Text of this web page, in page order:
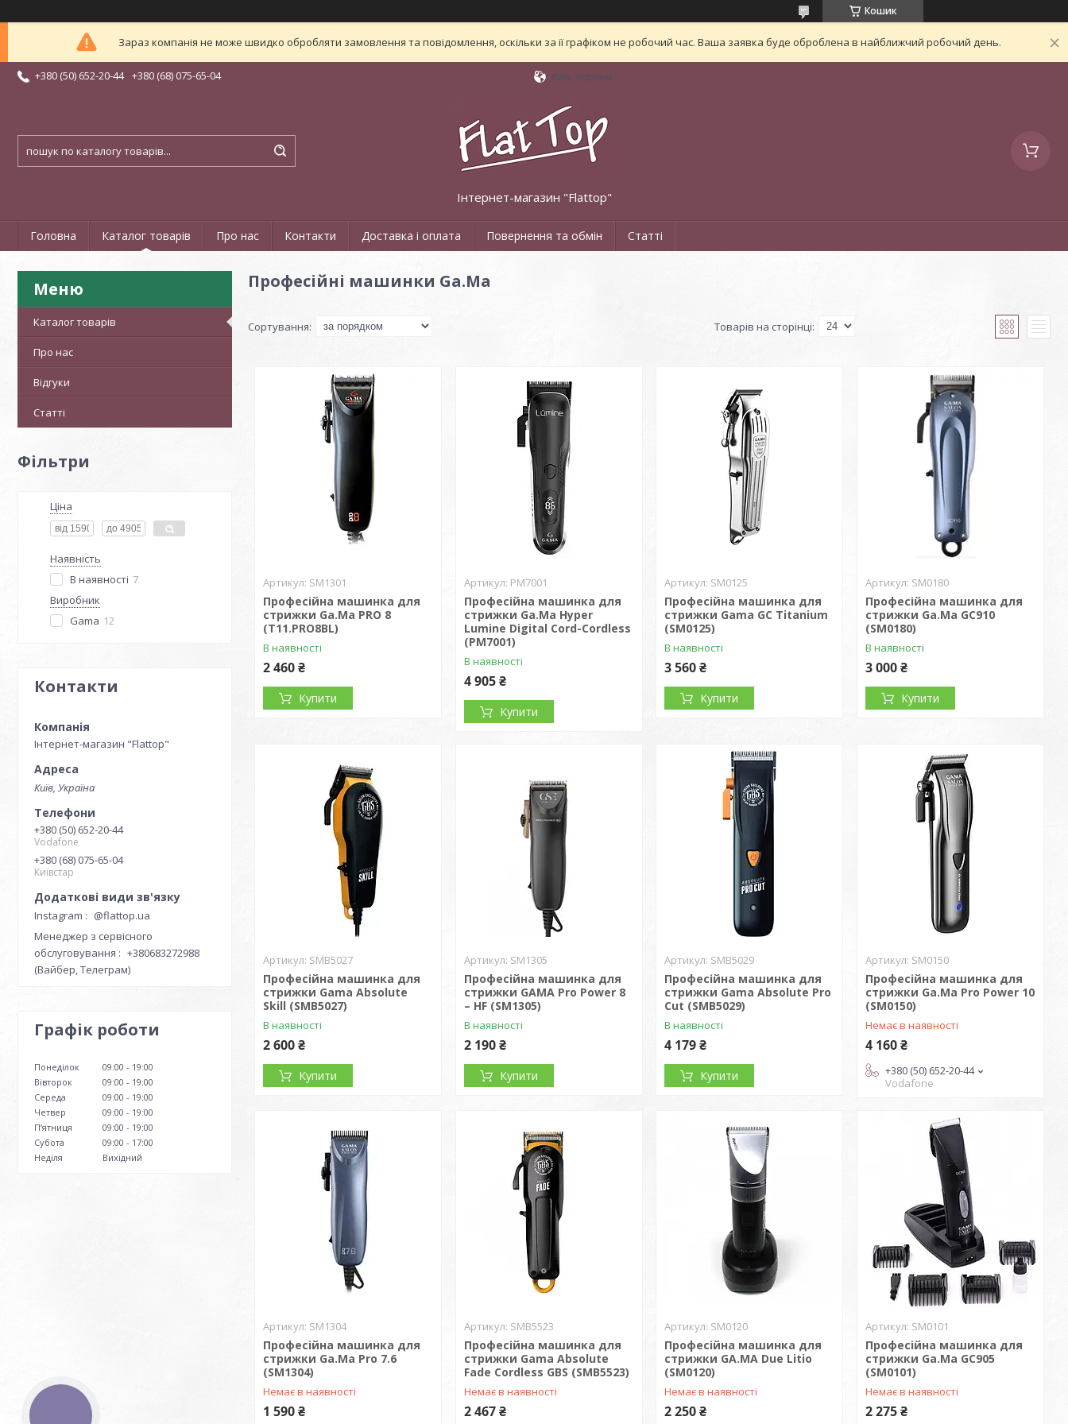
Кошик
Зараз компанія не може швидко обробляти замовлення та повідомлення, оскільки за її графіком не робочий час. Ваша заявка буде оброблена в найближчий робочий день.
+380 (50) 652-20-44 +380 (68) 075-65-04 Київ, Україна
Інтернет-магазин "Flattop"
Головна Каталог товарів Про нас Контакти Доставка і оплата Повернення та обмін Статті
Каталог товарів
Про нас
Відгуки
Статті
Фільтри
Ціна
Наявність
В наявності 7
Виробник
Gama 12
Контакти
Інтернет-магазин "Flattop"
Київ, Україна
+380 (50) 652-20-44
Vodafone
+380 (68) 075-65-04
Київстар
Instagram
@flattop.ua
Менеджер з сервісного
обслуговування
+380683272988
(Вайбер, Телеграм)
Графік роботи
Понеділок 09:00
19:00
Вівторок
09:00
19:00
Середа
09:00
19:00
Четвер
09:00
19:00
Пʼятниця
09:00
19:00
Субота
09:00
17:00
Неділя
Вихідний
Професійні машинки Ga.Ma
SM1301
Професійна машинка для
стрижки Ga.Ma PRO 8
(T11.PRO8BL)
В наявності
2 460 ₴
Купити
PM7001
Професійна машинка для
стрижки Ga.Ma Hyper
Lumine Digital Cord-Cordless
(PM7001)
В наявності
4 905 ₴
Купити
SM0125
Професійна машинка для
стрижки Gama GC Titanium
(SM0125)
В наявності
3 560 ₴
Купити
SM0180
Професійна машинка для
стрижки Ga.Ma GC910
(SM0180)
В наявності
3 000 ₴
Купити
SMB5027
Професійна машинка для
стрижки Gama Absolute
Skill (SMB5027)
В наявності
2 600 ₴
Купити
SM1305
Професійна машинка для
стрижки GAMA Pro Power 8
– HF (SM1305)
В наявності
2 190 ₴
Купити
SMB5029
Професійна машинка для
стрижки Gama Absolute Pro
Cut (SMB5029)
В наявності
4 179 ₴
Купити
SM0150
Професійна машинка для
стрижки Ga.Ma Pro Power 10
(SM0150)
Немає в наявності
4 160 ₴
+380 (50) 652-20-44
Vodafone
SM1304
Професійна машинка для
стрижки Ga.Ma Pro 7.6
(SM1304)
Немає в наявності
1 590 ₴
SMB5523
Професійна машинка для
стрижки Gama Absolute
Fade Cordless GBS (SMB5523)
Немає в наявності
2 467 ₴
SM0120
Професійна машинка для
стрижки GA.MA Due Litio
(SM0120)
Немає в наявності
2 250 ₴
SM0101
Професійна машинка для
стрижки Ga.Ma GC905
(SM0101)
Немає в наявності
2 275 ₴